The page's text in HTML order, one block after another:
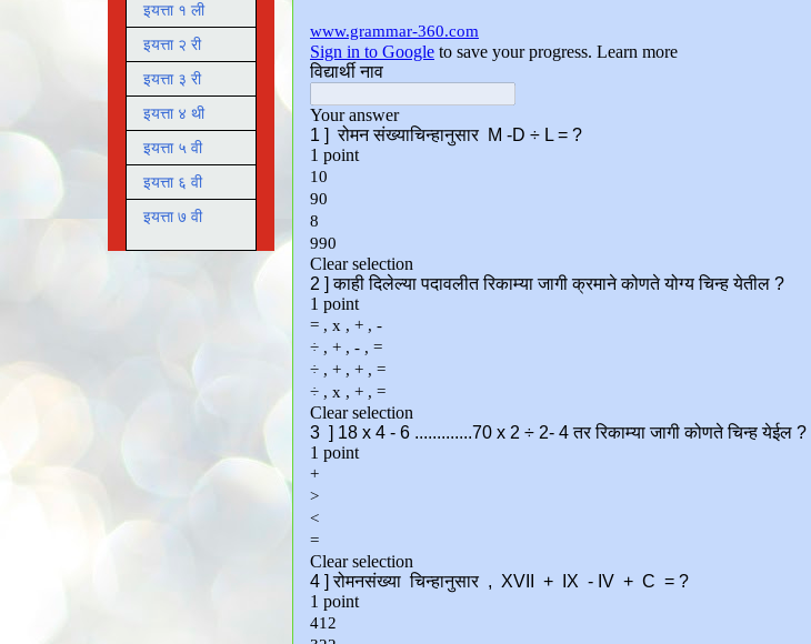
इयत्ता १ ली
इयत्ता २ री
इयत्ता ३ री
इयत्ता ४ थी
इयत्ता ५ वी
इयत्ता ६ वी
इयत्ता ७ वी